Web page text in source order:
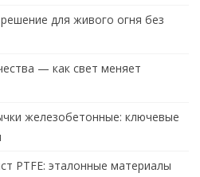
для живого огня без
— как свет меняет
железобетонные: ключевые
PTFE: эталонные материалы